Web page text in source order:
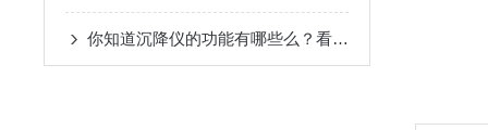
你知道沉降仪的功能有哪些么？看看本篇